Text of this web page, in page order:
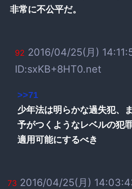
非常に不公平だ。
92 2016/04/25(月)
ID:sxKB+8HT0.net
>>71
少年法は明らかな過失犯、
予がつくようなレベルの犯
適用可能にするべき
73 2016/04/25(月)